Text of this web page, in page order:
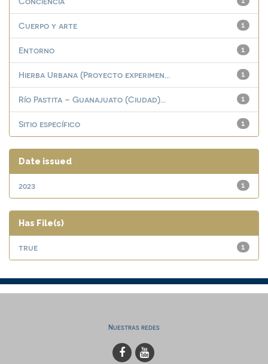
1
Cuerpo y arte
1
Entorno
1
Hierba Urbana (Proyecto experimen...
1
Río Pastita – Guanajuato (Ciudad)...
1
Sitio específico
Date issued
1
2023
Has File(s)
1
true
Nuestras redes